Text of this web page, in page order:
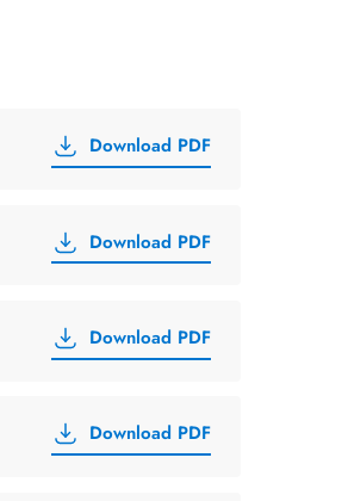
Download PDF
Download PDF
Download PDF
Download PDF